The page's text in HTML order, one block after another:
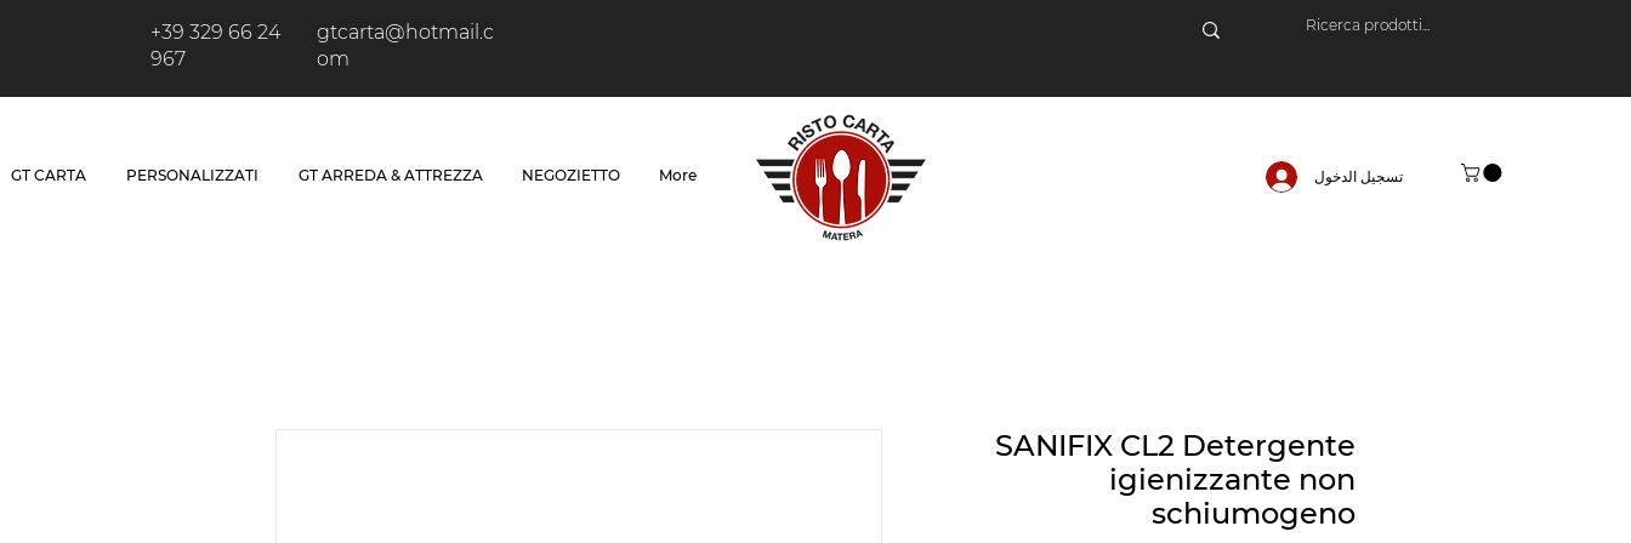
+39 329 66 24
967
gtcarta@hotmail.c
om
GT CARTA PERSONALIZZATI GT ARREDA & ATTREZZA NEGOZIETTO More تسجيل الدخول
SANIFIX CL2 Detergente
igienizzante non
schiumogeno